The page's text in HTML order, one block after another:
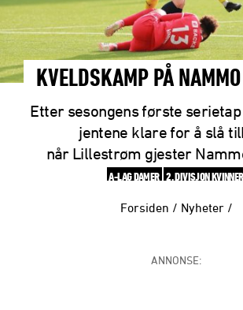
KVELDSKAMP PÅ
Etter sesongens første
jentene klare for å slå
når Lillestrøm gjester
A-LAG DAMER 2. DIVISJON KVINNER
Forsiden / Nyheter /
ANNONSE: